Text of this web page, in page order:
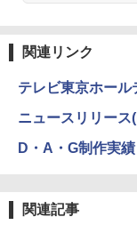
関連リンク
テレビ東京ホール
ニュースリリース
D・A・G制作実績
関連記事